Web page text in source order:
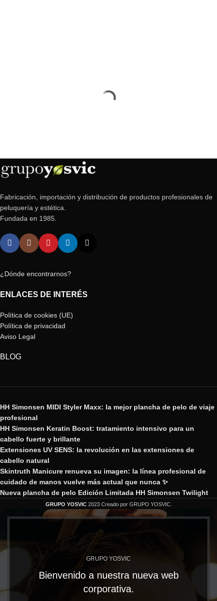
Fabricación, importación y distribución de productos profesionales de
peluquería y estética.
Fundada en 1985.
¿Dónde encontrarnos?
ENLACES DE INTERÉS
Política de cookies (UE)
Política de privacidad
Aviso Legal
BLOG
HH Simonsen MIDI Styler Maxx: la mejor plancha de pelo de viaje
profesional
HH Simonsen Keratin Boost: tratamiento intensivo para un
cabello fuerte y brillante
Extensiones UV SENS: la revolución en las extensiones de
cabello natural
Skintruth Manicure renueva su imagen: la línea profesional de
cuidado de manos vuelve más actual que nunca ✨
Nueva plancha de pelo Edición Limitada HH Simonsen Twilight
GRUPO YOSVIC 2023 Creado por GRUPO YOSVIC.
GRUPO YOSVIC
Bienvenido a nuestra nueva web
corporativa.